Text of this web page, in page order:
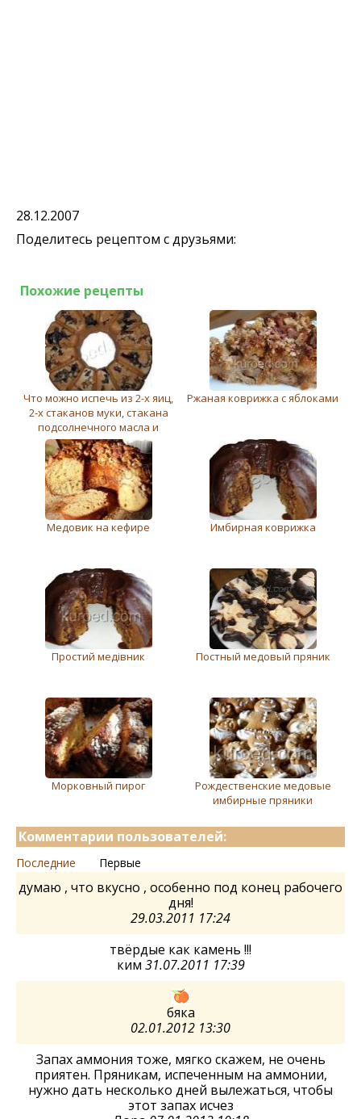
28.12.2007
Поделитесь рецептом с друзьями:
Похожие рецепты
Что можно испечь из 2-х яиц,
2-х стаканов муки, стакана
подсолнечного масла и
стакана сахара
Ржаная коврижка с яблоками
Мeдовик на кефире Имбирная коврижка
Простий медівник Постный медовый пряник
Морковный пирог
Рождественские медовые
имбирные пряники
Комментарии пользователей:
Последние Первые
думаю , что вкусно , особенно под конец рабочего
дня!
29.03.2011 17:24
твёрдые как камень !!!
ким 31.07.2011 17:39
бяка
02.01.2012 13:30
Запах аммония тоже, мягко скажем, не очень
приятен. Пряникам, испеченным на аммонии,
нужно дать несколько дней вылежаться, чтобы
этот запах исчез